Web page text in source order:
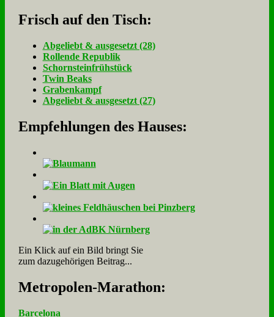
Frisch auf den Tisch:
Ab­ge­liebt & aus­ge­setzt (28)
Rol­len­de Re­pu­blik
Schorn­stein­früh­stück
Twin Beaks
Gra­ben­kampf
Ab­ge­liebt & aus­ge­setzt (27)
Empfehlungen des Hauses:
Ein Klick auf ein Bild bringt Sie
zum dazugehörigen Beitrag...
Me­tro­po­len-Ma­ra­thon:
Barcelona